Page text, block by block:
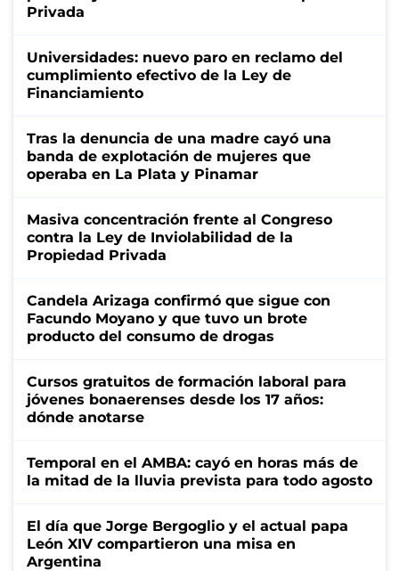
Privada
Universidades: nuevo paro en reclamo del
cumplimiento efectivo de la Ley de
Financiamiento
Tras la denuncia de una madre cayó una
banda de explotación de mujeres que
operaba en La Plata y Pinamar
Masiva concentración frente al Congreso
contra la Ley de Inviolabilidad de la
Propiedad Privada
Candela Arizaga confirmó que sigue con
Facundo Moyano y que tuvo un brote
producto del consumo de drogas
Cursos gratuitos de formación laboral para
jóvenes bonaerenses desde los 17 años:
dónde anotarse
Temporal en el AMBA: cayó en horas más de
la mitad de la lluvia prevista para todo agosto
El día que Jorge Bergoglio y el actual papa
León XIV compartieron una misa en
Argentina